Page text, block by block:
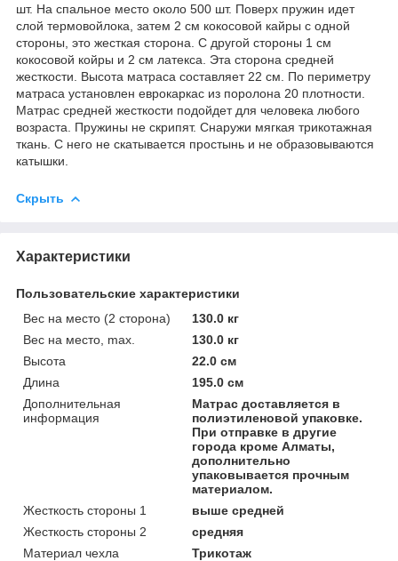
шт. На спальное место около 500 шт. Поверх пружин идет
слой термовойлока, затем 2 см кокосовой кайры c одной
стороны, это жесткая сторона. С другой стороны 1 см
кокосовой койры и 2 см латекса. Эта сторона средней
жесткости. Высота матраса составляет 22 см. По периметру
матраса установлен еврокаркас из поролона 20 плотности.
Матрас средней жесткости подойдет для человека любого
возраста. Пружины не скрипят. Снаружи мягкая трикотажная
ткань. С него не скатывается простынь и не образовываются
катышки.
Скрыть
Характеристики
Пользовательские характеристики
Вес на место (2 сторона)
130.0 кг
Вес на место, max.
130.0 кг
Высота
22.0 см
Длина
195.0 см
Дополнительная
информация
Матрас доставляется в
полиэтиленовой упаковке.
При отправке в другие
города кроме Алматы,
дополнительно
упаковывается прочным
материалом.
Жесткость стороны 1
выше средней
Жесткость стороны 2
средняя
Материал чехла
Трикотаж